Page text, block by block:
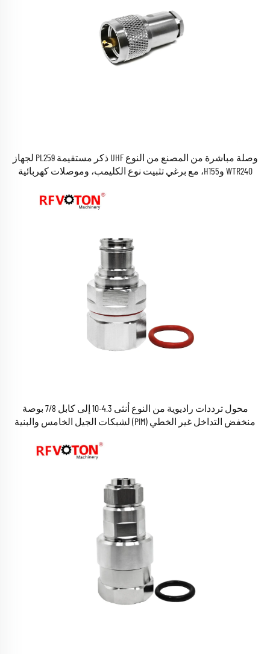
وصلة مباشرة من المصنع من النوع UHF ذكر مستقيمة PL259 لجهاز
WTR240 وH155، مع برغي تثبيت نوع الكليمب، وموصلات كهربائية
محول ترددات راديوية من النوع أنثى 4.3-10 إلى كابل 7/8 بوصة
منخفض التداخل غير الخطي (PIM) لشبكات الجيل الخامس والبنية